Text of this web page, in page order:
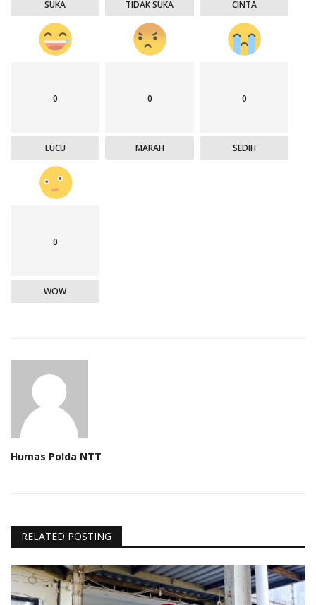
SUKA TIDAK SUKA CINTA
0
LUCU
0
MARAH
0
SEDIH
0
WOW
Humas Polda NTT
RELATED POSTING